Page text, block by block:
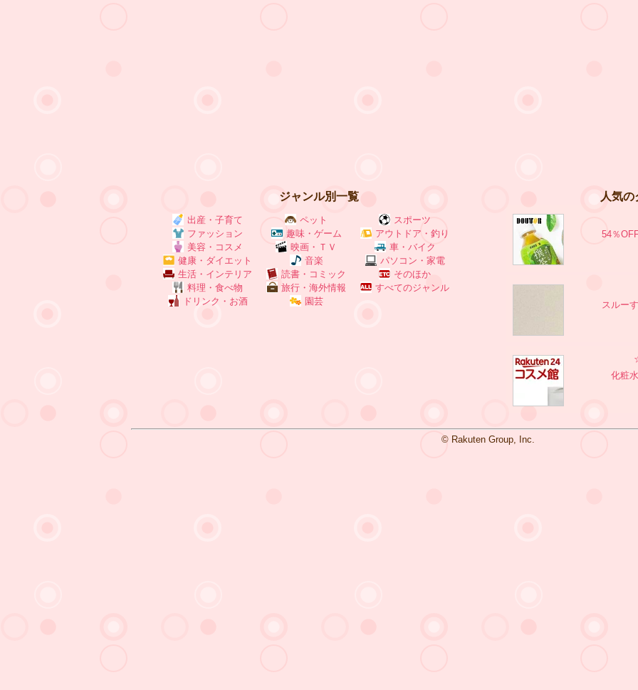
ジャンル別一覧
出産・子育て
ファッション
美容・コスメ
健康・ダイエット
生活・インテリア
料理・食べ物
ドリンク・お酒
ペット
趣味・ゲーム
映画・ＴＶ
音楽
読書・コミック
旅行・海外情報
園芸
スポーツ
アウトドア・釣り
車・バイク
パソコン・家電
そのほか
すべてのジャンル
人気
54％
スルー
化粧
© Rakuten Group, Inc.